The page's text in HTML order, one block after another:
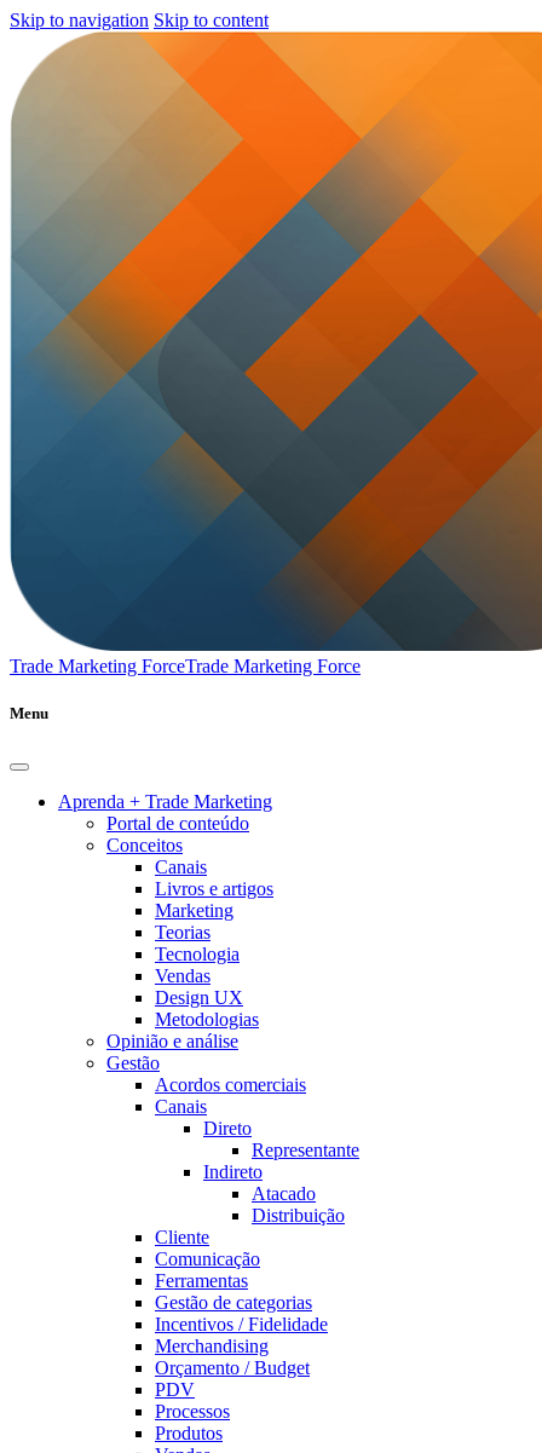
Skip to navigation Skip to content
Trade Marketing ForceTrade Marketing Force
Menu
Aprenda + Trade Marketing
Portal de conteúdo
Conceitos
Canais
Livros e artigos
Marketing
Teorias
Tecnologia
Vendas
Design UX
Metodologias
Opinião e análise
Gestão
Acordos comerciais
Canais
Direto
Representante
Indireto
Atacado
Distribuição
Cliente
Comunicação
Ferramentas
Gestão de categorias
Incentivos / Fidelidade
Merchandising
Orçamento / Budget
PDV
Processos
Produtos